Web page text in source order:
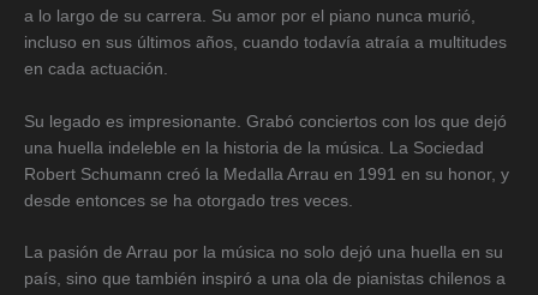
a lo largo de su carrera. Su amor por el piano nunca murió,
incluso en sus últimos años, cuando todavía atraía a multitudes
en cada actuación.
Su legado es impresionante. Grabó conciertos con los que dejó
una huella indeleble en la historia de la música. La Sociedad
Robert Schumann creó la Medalla Arrau en 1991 en su honor, y
desde entonces se ha otorgado tres veces.
La pasión de Arrau por la música no solo dejó una huella en su
país, sino que también inspiró a una ola de pianistas chilenos a